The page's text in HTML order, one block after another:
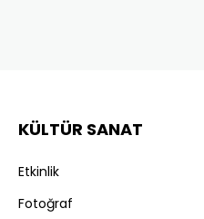
KÜLTÜR SANAT
Etkinlik
Fotoğraf